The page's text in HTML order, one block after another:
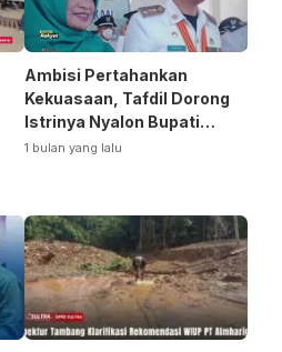
Ambisi Pertahankan
Kekuasaan, Tafdil Dorong
Istrinya Nyalon Bupati
Bombana
1 bulan yang lalu